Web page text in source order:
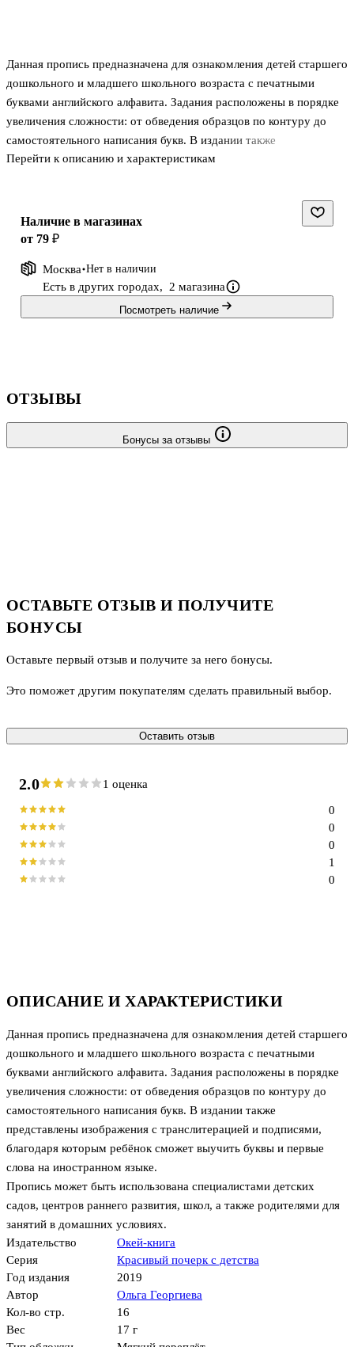
Данная пропись предназначена для ознакомления детей старшего
дошкольного и младшего школьного возраста с печатными
буквами английского алфавита. Задания расположены в порядке
увеличения сложности: от обведения образцов по контуру до
самостоятельного написания букв. В издании также
представлены изображения с транслитерацией и подписями,
Пропись может быть использована специалистами детских
садов, центров раннего развития, школ, а также родителями для
Перейти к описанию и характеристикам
Наличие в магазинах
от 79 ₽
Москва Нет в наличии
Есть в других городах, 2 магазина
Посмотреть наличие
ОПИСАНИЕ И ХАРАКТЕРИСТИКИ
Данная пропись предназначена для ознакомления детей старшего
дошкольного и младшего школьного возраста с печатными
буквами английского алфавита. Задания расположены в порядке
увеличения сложности: от обведения образцов по контуру до
самостоятельного написания букв. В издании также
представлены изображения с транслитерацией и подписями,
благодаря которым ребёнок сможет выучить буквы и первые
слова на иностранном языке.
Пропись может быть использована специалистами детских
садов, центров раннего развития, школ, а также родителями для
занятий в домашних условиях.
Издательство
Окей-книга
Серия
Красивый почерк с детства
Год издания
2019
Автор
Ольга Георгиева
Кол-во стр.
16
Вес
17 г
ОТЗЫВЫ
Бонусы за отзывы
ОСТАВЬТЕ ОТЗЫВ И ПОЛУЧИТЕ
БОНУСЫ
Оставьте первый отзыв и получите за него бонусы.
Это поможет другим покупателям сделать правильный выбор.
Оставить отзыв
2.0 1 оценка
0
1
0
0
0